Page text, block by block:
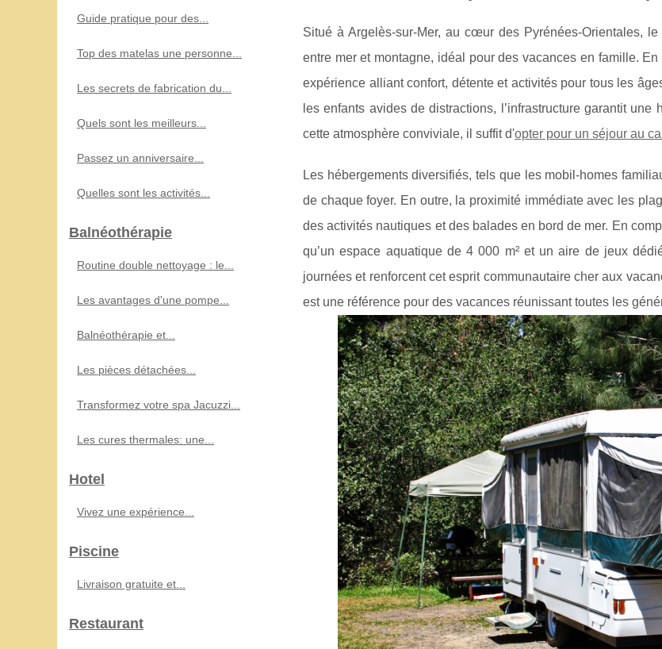
Situé à Argelès-sur-Mer, au cœur des Pyrénées-Orientales,
entre mer et montagne, idéal pour des vacances en famille. En
expérience alliant confort, détente et activités pour tous les
les enfants avides de distractions, l’infrastructure garantit
cette atmosphère conviviale, il suffit d'opter pour un séjour au
Les hébergements diversifiés, tels que les mobil-homes
de chaque foyer. En outre, la proximité immédiate avec les
des activités nautiques et des balades en bord de mer. En
qu’un espace aquatique de 4 000 m² et un aire de jeux
journées et renforcent cet esprit communautaire cher aux
est une référence pour des vacances réunissant toutes les
Guide pratique pour des...
Top des matelas une personne...
Les secrets de fabrication du...
Quels sont les meilleurs...
Passez un anniversaire...
Quelles sont les activités...
Balnéothérapie
Routine double nettoyage : le...
Les avantages d'une pompe...
Balnéothérapie et...
Les pièces détachées...
Transformez votre spa Jacuzzi...
Les cures thermales: une...
Hotel
Vivez une expérience...
Piscine
Livraison gratuite et...
Restaurant